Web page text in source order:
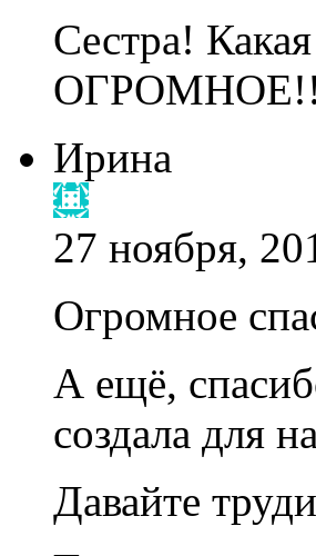
Сестра!
Ирина
27 ноября,
Огромное
А ещё,
создала для
Давайте